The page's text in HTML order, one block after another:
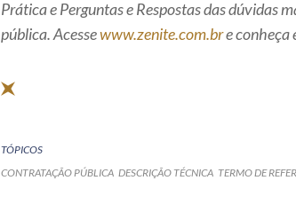
Prática e Perguntas e Respostas das dúvidas
pública. Acessewww.zenite.com.bre conheça
TÓPICOS
CONTRATAÇÃO PÚBLICA DESCRIÇÃO TÉCNICA TERMO DE